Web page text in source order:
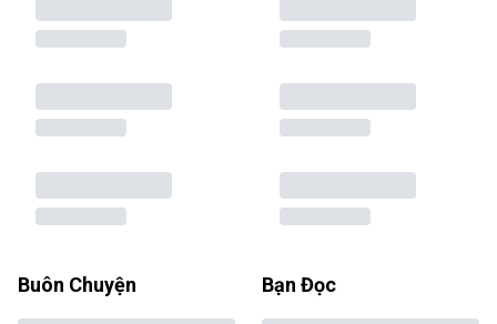
Buôn Chuyện Bạn Đọc